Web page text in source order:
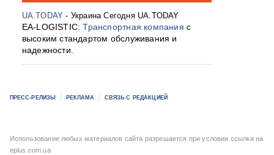
UA.TODAY - Украина Сегодня UA.TODAY
EA-LOGISTIC:Транспортная компания с
высоким стандартом обслуживания и
надежности.
ПРЕСС-РЕЛИЗЫ РЕКЛАМА СВЯЗЬ С РЕДАКЦИЕЙ
Использование любых материалов сайта разрешается при условии ссылки на
eplus.com.ua